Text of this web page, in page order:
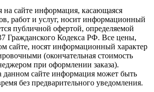
на сайте информация, касающаяся
работ и услуг, носит информационный
публичной офертой, определяемой
Гражданского Кодекса РФ. Все цены,
сайте, носят информационный характер
(окончательная стоимость
при оформлении заказа).
данном сайте информация может быть
без предварительного уведомления.